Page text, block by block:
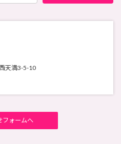
天満3-5-10
フォームへ